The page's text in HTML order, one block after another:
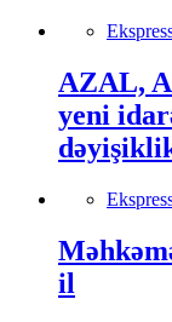
AZAL,
yeni
il